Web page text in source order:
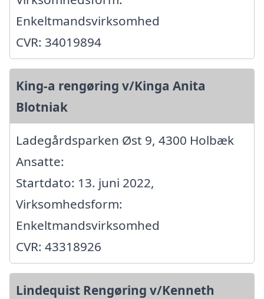
Enkeltmandsvirksomhed
CVR: 34019894
King-a rengøring v/Kinga Anita
Blotniak
Ladegårdsparken Øst 9, 4300 Holbæk
Ansatte:
Startdato: 13. juni 2022,
Virksomhedsform:
Enkeltmandsvirksomhed
CVR: 43318926
Lindequist Rengøring v/Kenneth